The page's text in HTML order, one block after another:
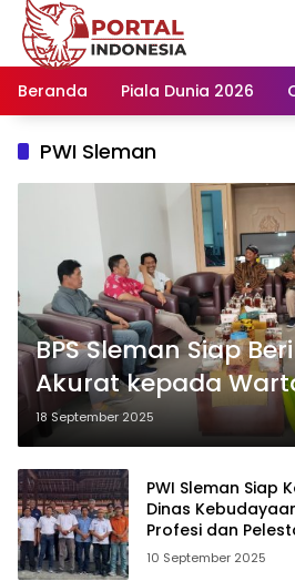
Langsung
konten
Beranda
Piala Dunia 2026
PWI Sleman
BPS Sleman Siap
Akurat kepada
18 September 2025
PWI Sleman Siap
Dinas
Profesi dan
10 September 2025